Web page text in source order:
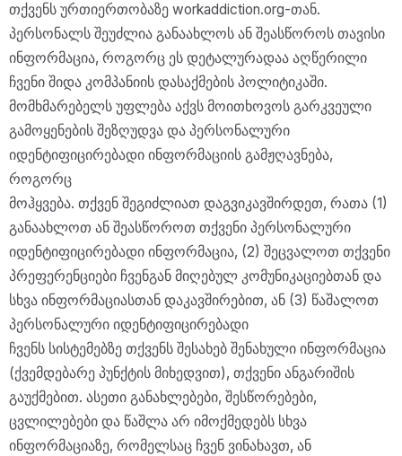
თქვენს ურთიერთობაზე workaddiction.org-თან.
პერსონალს შეუძლია განაახლოს ან შეასწოროს თავისი
ინფორმაცია, როგორც ეს დეტალურადაა აღწერილი
ჩვენი შიდა კომპანიის დასაქმების პოლიტიკაში.
მომხმარებელს უფლება აქვს მოითხოვოს გარკვეული
გამოყენების შეზღუდვა და პერსონალური
იდენტიფიცირებადი ინფორმაციის გამჟღავნება,
როგორც
მოჰყვება. თქვენ შეგიძლიათ დაგვიკავშირდეთ, რათა (1)
განაახლოთ ან შეასწოროთ თქვენი პერსონალური
იდენტიფიცირებადი ინფორმაცია, (2) შეცვალოთ თქვენი
პრეფერენციები ჩვენგან მიღებულ კომუნიკაციებთან და
სხვა ინფორმაციასთან დაკავშირებით, ან (3) წაშალოთ
პერსონალური იდენტიფიცირებადი
ჩვენს სისტემებზე თქვენს შესახებ შენახული ინფორმაცია
(ქვემდებარე პუნქტის მიხედვით), თქვენი ანგარიშის
გაუქმებით. ასეთი განახლებები, შესწორებები,
ცვლილებები და წაშლა არ იმოქმედებს სხვა
ინფორმაციაზე, რომელსაც ჩვენ ვინახავთ, ან